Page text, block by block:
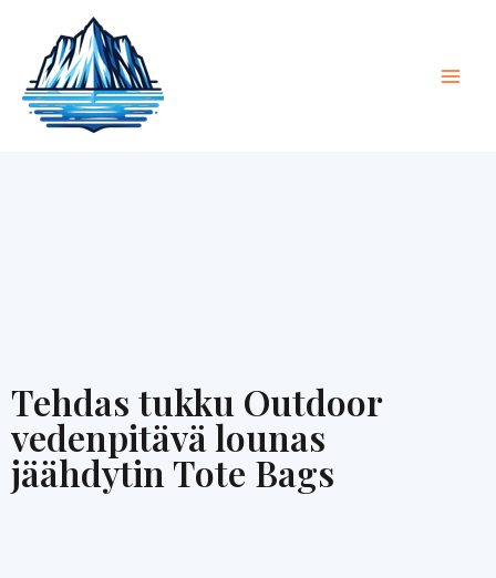
sisältöön
Tehdas tukku Outdoor
vedenpitävä lounas
jäähdytin Tote Bags